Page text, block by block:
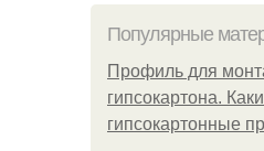
Популярные
Профиль для
гипсокартона.
гипсокартонные